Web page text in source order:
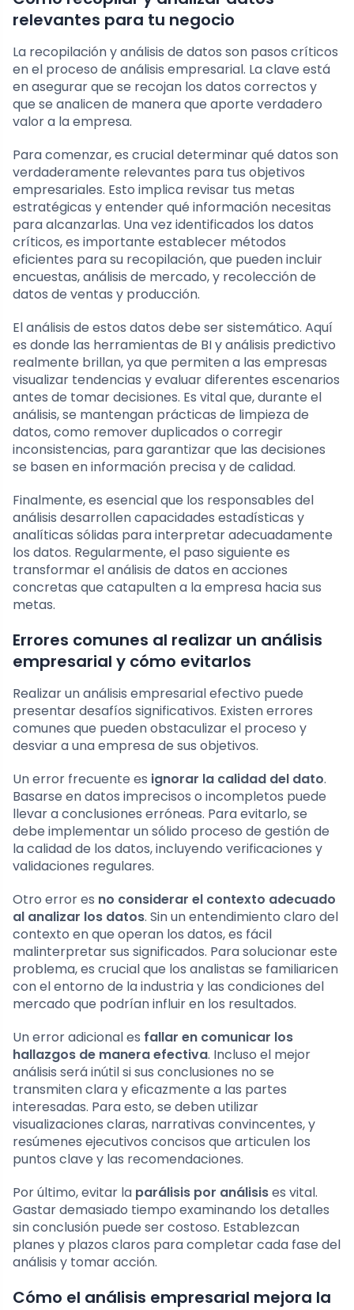
relevantes para tu negocio
La recopilación y análisis de datos son pasos críticos
en el proceso de análisis empresarial. La clave está
en asegurar que se recojan los datos correctos y
que se analicen de manera que aporte verdadero
valor a la empresa.
Para comenzar, es crucial determinar qué datos son
verdaderamente relevantes para tus objetivos
empresariales. Esto implica revisar tus metas
estratégicas y entender qué información necesitas
para alcanzarlas. Una vez identificados los datos
críticos, es importante establecer métodos
eficientes para su recopilación, que pueden incluir
encuestas, análisis de mercado, y recolección de
datos de ventas y producción.
El análisis de estos datos debe ser sistemático. Aquí
es donde las herramientas de BI y análisis predictivo
realmente brillan, ya que permiten a las empresas
visualizar tendencias y evaluar diferentes escenarios
antes de tomar decisiones. Es vital que, durante el
análisis, se mantengan prácticas de limpieza de
datos, como remover duplicados o corregir
inconsistencias, para garantizar que las decisiones
se basen en información precisa y de calidad.
Finalmente, es esencial que los responsables del
análisis desarrollen capacidades estadísticas y
analíticas sólidas para interpretar adecuadamente
los datos. Regularmente, el paso siguiente es
transformar el análisis de datos en acciones
concretas que catapulten a la empresa hacia sus
metas.
Errores comunes al realizar un análisis
empresarial y cómo evitarlos
Realizar un análisis empresarial efectivo puede
presentar desafíos significativos. Existen errores
comunes que pueden obstaculizar el proceso y
desviar a una empresa de sus objetivos.
Un error frecuente es ignorar la calidad del dato.
Basarse en datos imprecisos o incompletos puede
llevar a conclusiones erróneas. Para evitarlo, se
debe implementar un sólido proceso de gestión de
la calidad de los datos, incluyendo verificaciones y
validaciones regulares.
Otro error es no considerar el contexto adecuado
al analizar los datos. Sin un entendimiento claro del
contexto en que operan los datos, es fácil
malinterpretar sus significados. Para solucionar este
problema, es crucial que los analistas se familiaricen
con el entorno de la industria y las condiciones del
mercado que podrían influir en los resultados.
Un error adicional es fallar en comunicar los
hallazgos de manera efectiva. Incluso el mejor
análisis será inútil si sus conclusiones no se
transmiten clara y eficazmente a las partes
interesadas. Para esto, se deben utilizar
visualizaciones claras, narrativas convincentes, y
resúmenes ejecutivos concisos que articulen los
puntos clave y las recomendaciones.
Por último, evitar la parálisis por análisises vital.
Gastar demasiado tiempo examinando los detalles
sin conclusión puede ser costoso. Establezcan
planes y plazos claros para completar cada fase del
análisis y tomar acción.
Cómo el análisis empresarial mejora la